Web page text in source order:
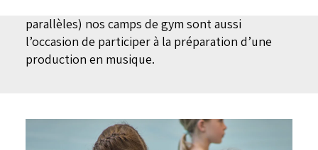
parallèles) nos camps de gym sont aussi
l’occasion de participer à la préparation d’une
production en musique.